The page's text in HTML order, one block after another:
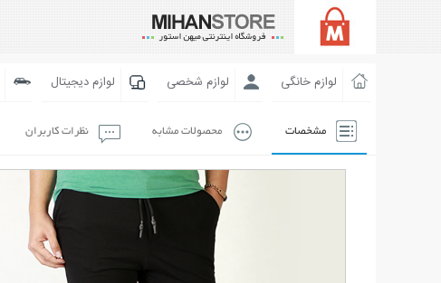
لوازم خانگی لوازم شخصی لوازم دیجیتال
مشخصات محصولات مشابه نظرات کاربران